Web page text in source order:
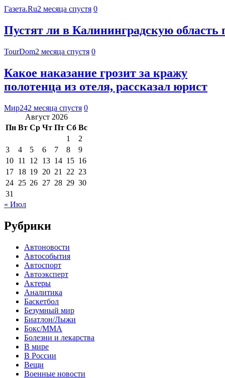
Газета.Ru2 месяца спустя 0
Пустят ли в Калининградскую область
TourDom2 месяца спустя 0
Какое наказание грозит за кражу
полотенца из отеля, рассказал юрист
Мир242 месяца спустя 0
Август 2026
Пн Вт Ср Чт Пт Сб Вс
1
2
3
4 5 6 7 8
9
10 11 12 13 14 15 16
17 18 19 20 21 22 23
24 25 26 27 28 29 30
31
« Июл
Рубрики
Автоновости
Автособытия
Автоспорт
Автоэксперт
Актеры
Аналитика
Баскетбол
Безумный мир
Биатлон/Лыжи
Бокс/MMA
Болезни и лекарства
В мире
В России
Вещи
Военные новости